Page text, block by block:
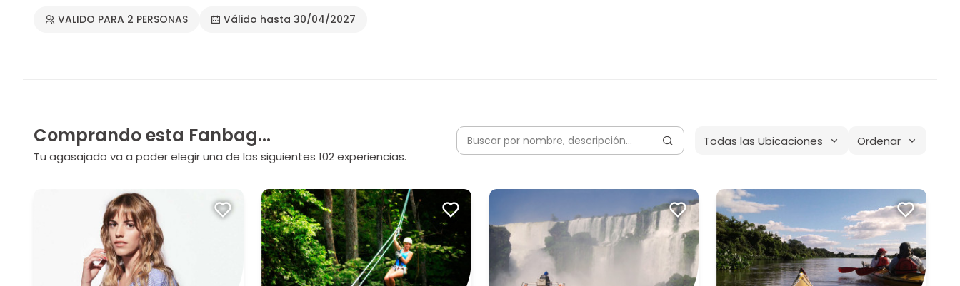
VALIDO PARA 2 PERSONAS Válido hasta 30/04/2027
Comprando esta Fanbag...
Tu agasajado va a poder elegir una de las siguientes 102 experiencias.
Todas las Ubicaciones Ordenar